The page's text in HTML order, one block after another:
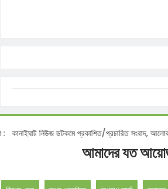
নোটিশ :কানাইঘাট নিউজ ডটকমে প্রকাশিত/প্রচারিত
আমাদের যত